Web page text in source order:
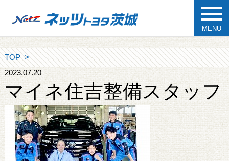
MENU
TOP
2023.07.20
マイネ住吉整備スタッフ